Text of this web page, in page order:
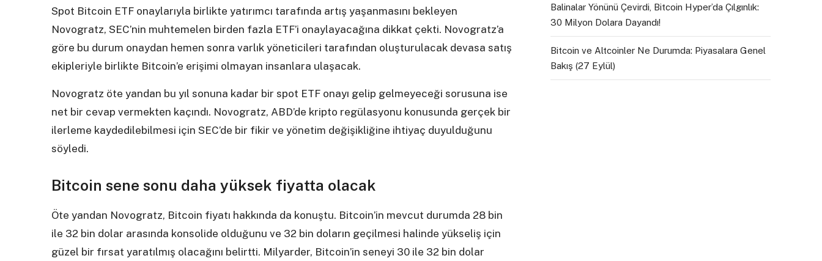
Spot Bitcoin ETF onaylarıyla birlikte yatırımcı tarafında artış yaşanmasını bekleyen
Novogratz, SEC’nin muhtemelen birden fazla ETF’i onaylayacağına dikkat çekti. Novogratz’a
göre bu durum onaydan hemen sonra varlık yöneticileri tarafından oluşturulacak devasa satış
ekipleriyle birlikte Bitcoin’e erişimi olmayan insanlara ulaşacak.
Novogratz öte yandan bu yıl sonuna kadar bir spot ETF onayı gelip gelmeyeceği sorusuna ise
net bir cevap vermekten kaçındı. Novogratz, ABD’de kripto regülasyonu konusunda gerçek bir
ilerleme kaydedilebilmesi için SEC’de bir fikir ve yönetim değişikliğine ihtiyaç duyulduğunu
söyledi.
Bitcoin sene sonu daha yüksek fiyatta olacak
Öte yandan Novogratz, Bitcoin fiyatı hakkında da konuştu. Bitcoin’in mevcut durumda 28 bin
ile 32 bin dolar arasında konsolide olduğunu ve 32 bin doların geçilmesi halinde yükseliş için
güzel bir fırsat yaratılmış olacağını belirtti. Milyarder, Bitcoin’in seneyi 30 ile 32 bin dolar
Balinalar Yönünü Çevirdi, Bitcoin Hyper’da Çılgınlık:
30 Milyon Dolara Dayandı!
Bitcoin ve Altcoinler Ne Durumda: Piyasalara Genel
Bakış (27 Eylül)